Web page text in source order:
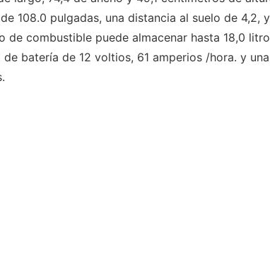
108.0 pulgadas, una distancia al suelo de 4,2,
de combustible puede almacenar hasta 18,0
de batería de 12 voltios, 61 amperios /hora. y